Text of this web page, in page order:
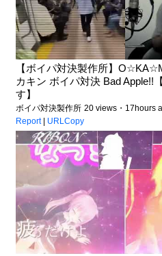
【ボイパ対決製作所】
カキン ボイパ対決 Bad Apple!!
す】
ボイパ対決製作所 20 views・17hours
Report| URLCopy